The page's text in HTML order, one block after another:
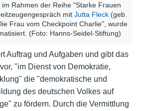
Rahmen der Reihe "Starke Frauen
mit Jutta Fleck (geb.
Frau vom Checkpoint Charlie", wurde
(Foto: Hanns-Seidel-Stiftung)
Auftrag und Aufgaben und gibt das
"im Dienst von Demokratie,
die "demokratische und
des deutschen Volkes auf
zu fördern. Durch die Vermittlung